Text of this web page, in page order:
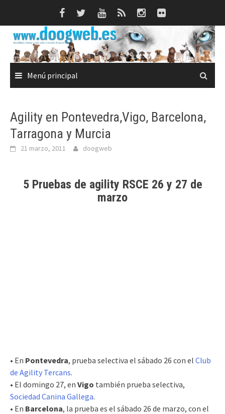
Menú principal
Agility en Pontevedra,Vigo, Barcelona,
Tarragona y Murcia
21 marzo, 2011 doogweb
5 Pruebas de agility RSCE 26 y 27 de
marzo
• En Pontevedra, prueba selectiva el sábado 26 con el Club
de Agility Tercans.
• El domingo 27, en Vigo también prueba selectiva,
Sociedad Canina Gallega.
• En Barcelona, la prueba es el sábado 26 de marzo, con el